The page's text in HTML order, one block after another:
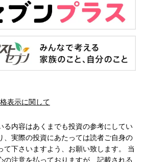
表示に関して
る内容はあくまでも投資の参考にしてい
、実際の投資にあたっては読者ご自身の
て下さいますよう、お願い致します。 当
の注意を払っておりますが、記載される